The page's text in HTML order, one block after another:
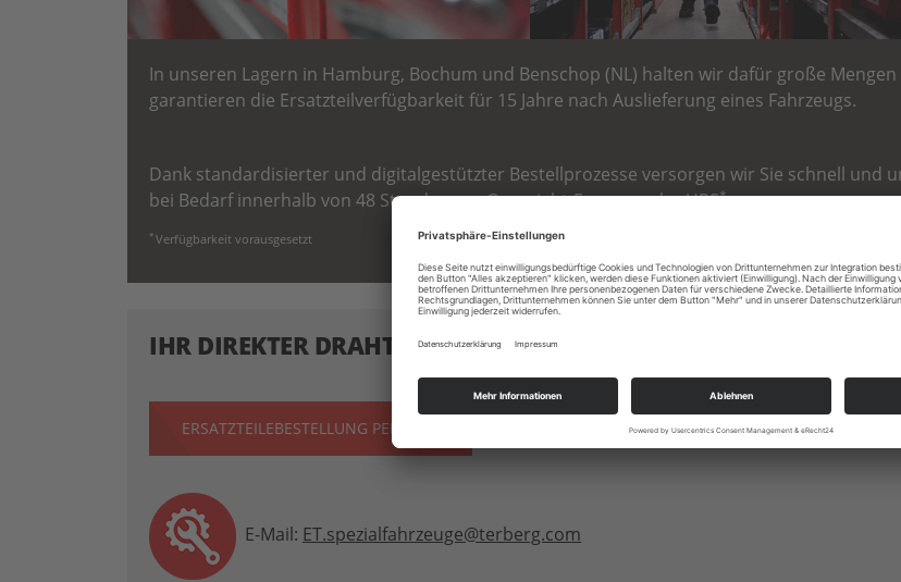
In unseren Lagern in Hamburg, Bochum und Benschop (NL) halten wir dafür große
garantieren die Ersatzteilverfügbarkeit für 15 Jahre nach Auslieferung eines Fahrzeugs.
Dank standardisierter und digitalgestützter Bestellprozesse versorgen wir Sie schnell und
bei Bedarf innerhalb von 48 Stunden per Overnight-Express oder UPS*.
*Verfügbarkeit vorausgesetzt
IHR DIREKTER DRAHT ZU UNSEREM TEILEWESEN
ERSATZTEILEBESTELLUNG PER MAIL
E-Mail: ET.spezialfahrzeuge@terberg.com